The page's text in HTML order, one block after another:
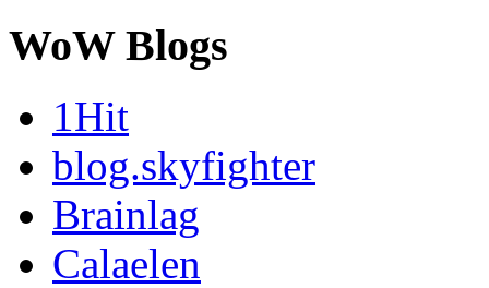
WoW Blogs
1Hit
blog.skyfighter
Brainlag
Calaelen